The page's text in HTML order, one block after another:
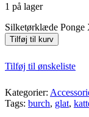
1 på lager
Silketørklæde
Tilføj til kurv
Tilføj til ønskeliste
Kategorier:
Tags: burch, glat,